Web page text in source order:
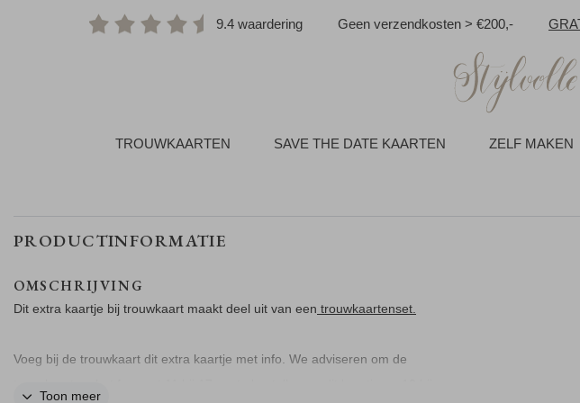
9.4 waardering Geen verzendkosten > €200,-
TROUWKAARTEN SAVE THE DATE KAARTEN ZELF MAKEN
PRODUCTINFORMATIE
OMSCHRIJVING
Dit extra kaartje bij trouwkaart maakt deel uit van een trouwkaartenset.
Voeg bij de trouwkaart dit extra kaartje met info. We adviseren om de
Toon meer